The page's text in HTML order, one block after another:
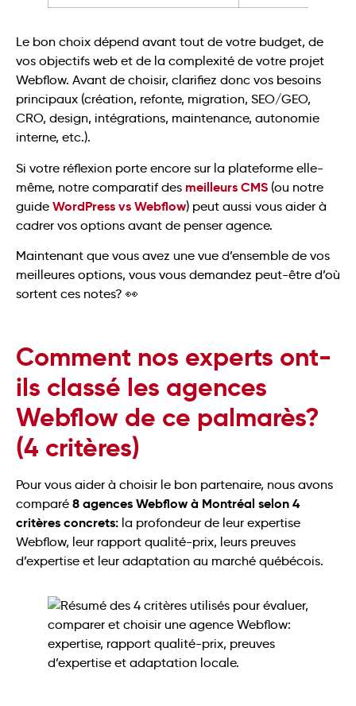
Le bon choix dépend avant tout de votre budget, de
vos objectifs web et de la complexité de votre projet
Webflow. Avant de choisir, clarifiez donc vos besoins
principaux (création, refonte, migration, SEO/GEO,
CRO, design, intégrations, maintenance, autonomie
interne, etc.).
Si votre réflexion porte encore sur la plateforme elle-
même, notre comparatif des meilleurs CMS (ou notre
guide WordPress vs Webflow) peut aussi vous aider à
cadrer vos options avant de penser agence.
Maintenant que vous avez une vue d’ensemble de vos
meilleures options, vous vous demandez peut-être d’où
sortent ces notes? 👀
Comment nos experts ont-
ils classé les agences
Webflow de ce palmarès?
(4 critères)
Pour vous aider à choisir le bon partenaire, nous avons
comparé 8 agences Webflow à Montréal selon 4
critères concrets: la profondeur de leur expertise
Webflow, leur rapport qualité-prix, leurs preuves
d’expertise et leur adaptation au marché québécois.